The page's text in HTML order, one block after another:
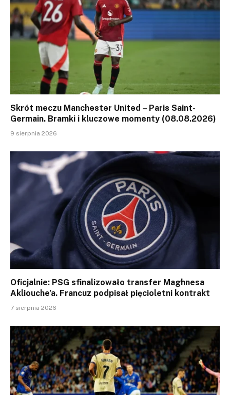
Skrót meczu Manchester United – Paris Saint-
Germain. Bramki i kluczowe momenty (08.08.2026)
9 sierpnia 2026
Oficjalnie: PSG sfinalizowało transfer Maghnesa
Akliouche’a. Francuz podpisał pięcioletni kontrakt
7 sierpnia 2026